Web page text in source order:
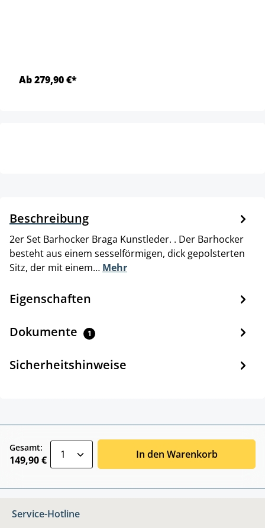
Ab 279,90 €*
Beschreibung
2er Set Barhocker Braga Kunstleder. . Der Barhocker
besteht aus einem sesselförmigen, dick gepolsterten
Sitz, der mit einem… Mehr
Eigenschaften
Dokumente 1
Sicherheitshinweise
Gesamt:
149,90 € In den Warenkorb
Service-Hotline